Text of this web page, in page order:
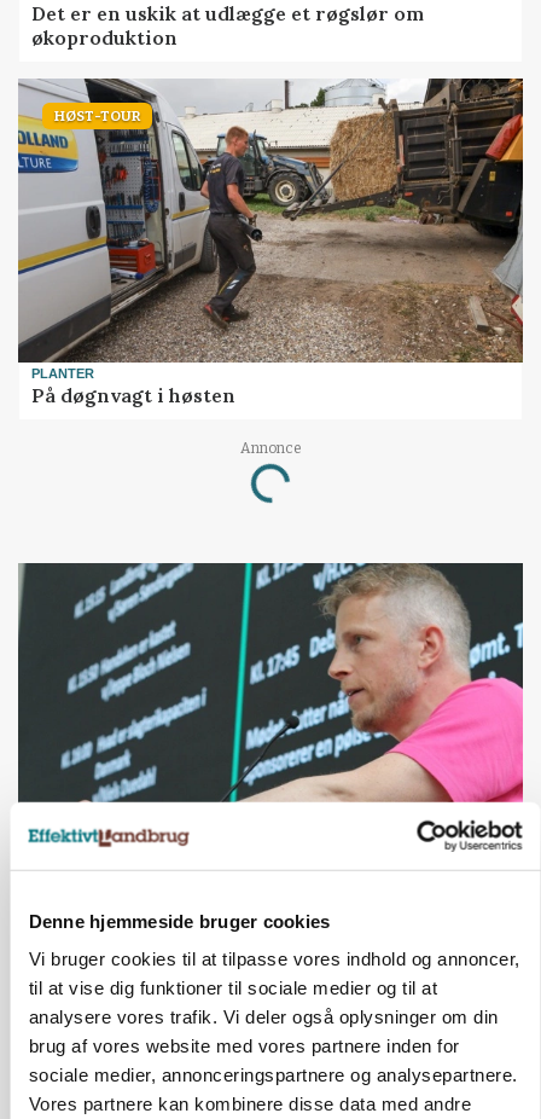
Denne hjemmeside bruger cookies
Vi bruger cookies til at tilpasse vores indhold og annoncer,
til at vise dig funktioner til sociale medier og til at
analysere vores trafik. Vi deler også oplysninger om din
brug af vores website med vores partnere inden for
sociale medier, annonceringspartnere og analysepartnere.
Vores partnere kan kombinere disse data med andre
Det er en uskik at udlægge et røgslør om
økoproduktion
HØST-TOUR
PLANTER
På døgnvagt i høsten
Annonce
Loading...
Annonce